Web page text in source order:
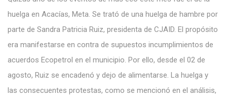
huelga en Acacías, Meta. Se trató de una huelga de hambre por
parte de Sandra Patricia Ruiz, presidenta de CJAID. El propósito
era manifestarse en contra de supuestos incumplimientos de
acuerdos Ecopetrol en el municipio. Por ello, desde el 02 de
agosto, Ruiz se encadenó y dejo de alimentarse. La huelga y
las consecuentes protestas, como se mencionó en el análisis,